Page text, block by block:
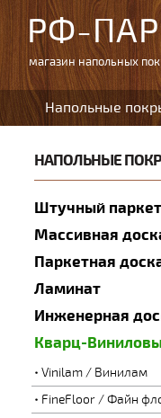
РФ-
магазин напольных
Напольные
НАПОЛЬНЫЕ
Штучный паркет
Массивная
Паркетная
Ламинат
Инженерная
Кварц-
Vinilam / Винилам
FineFloor / Файн